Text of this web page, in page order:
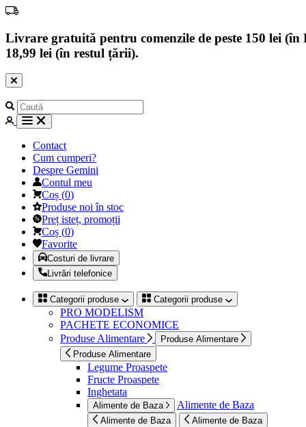
Livrare gratuită pentru comenzile de peste 150 lei
18,99 lei (în restul țării).
Contact
Cum cumperi?
Despre Gemini
Contul meu
Coș (0)
Produse noi în stoc
Preț isteț, promoții
Coș (0)
Favorite
Costuri de livrare
Livrări telefonice
Categorii produse Categorii produse
PRO MODELISM
PACHETE ECONOMICE
Produse Alimentare
Produse Alimentare
Produse Alimentare
Legume Proaspete
Fructe Proaspete
Inghetata
Alimente de Baza Alimente de Baza
Alimente de Baza Alimente de Baza